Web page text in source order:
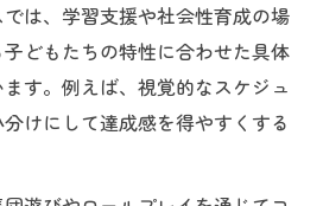
は、学習支援や社会性育成の場
どもたちの特性に合わせた具体
す。例えば、視覚的なスケジュ
けにして達成感を得やすくする